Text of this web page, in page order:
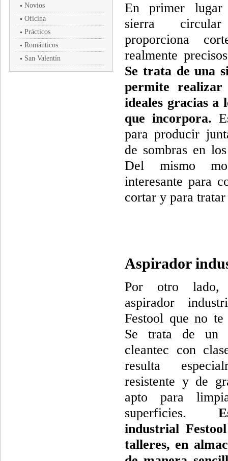
Novios
Oficina
Prácticos
Románticos
San Valentín
En primer lugar
sierra
proporciona
realmente
Se trata de una
permite
ideales gracias a
que incorpora.
para producir
de sombras en
Del mismo
interesante para
cortar y para
Aspirador
Por otro lado,
aspirador
Festool que no
Se trata de un
cleantec con
resulta
resistente y de
apto para
superficies.
industrial
talleres, en